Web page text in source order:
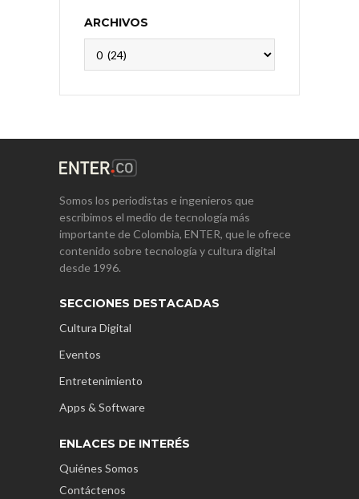
ARCHIVOS
Somos los periodistas e ingenieros que
escribimos el medio de tecnología más
importante de Colombia, ENTER, que le ofrece
contenido sobre tecnología y cultura digital
desde 1996.
SECCIONES DESTACADAS
Cultura Digital
Eventos
Entretenimiento
Apps & Software
ENLACES DE INTERÉS
Quiénes Somos
Contáctenos